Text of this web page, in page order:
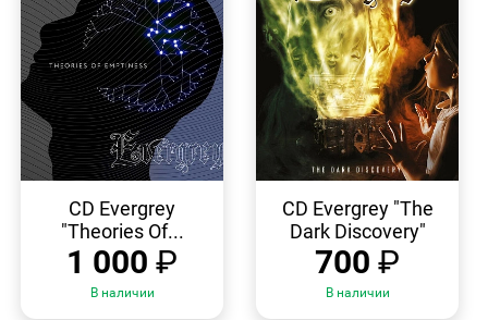
ПРОСМОТР
CD Evergrey
"Theories Of...
1 000 ₽
В наличии
ПРОСМОТР
CD Evergrey "The
Dark Discovery"
700 ₽
В наличии